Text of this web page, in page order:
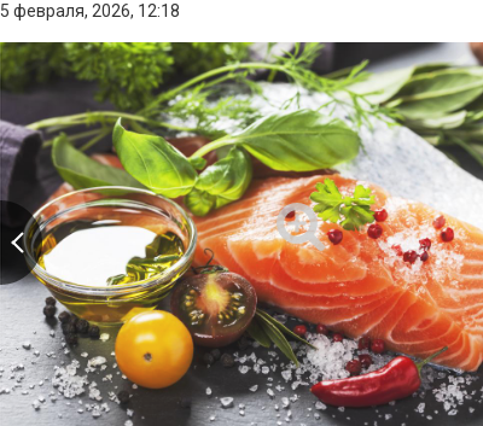
5 февраля, 2026, 12:18